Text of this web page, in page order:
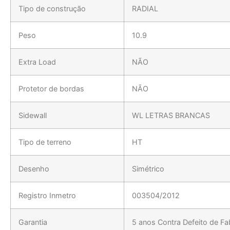
Tipo de construção RADIAL
Peso 10.9
Extra Load NÃO
Protetor de bordas NÃO
Sidewall WL LETRAS BRANCAS
Tipo de terreno HT
Desenho Simétrico
Registro Inmetro 003504/2012
Garantia 5 anos Contra Defeito de